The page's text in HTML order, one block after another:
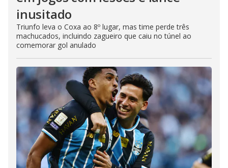
inusitado
Triunfo leva o Coxa ao 8º lugar, mas time perde três
machucados, incluindo zagueiro que caiu no túnel ao
comemorar gol anulado